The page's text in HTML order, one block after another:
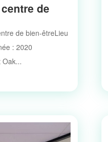
de
de bien-êtreLieu
: 2020
Oak...